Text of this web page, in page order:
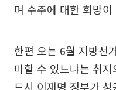
며 수주에 대한 희망
한편 오는 6월 지방선
마할 수 있느냐는 취
드시 이재명 정부가